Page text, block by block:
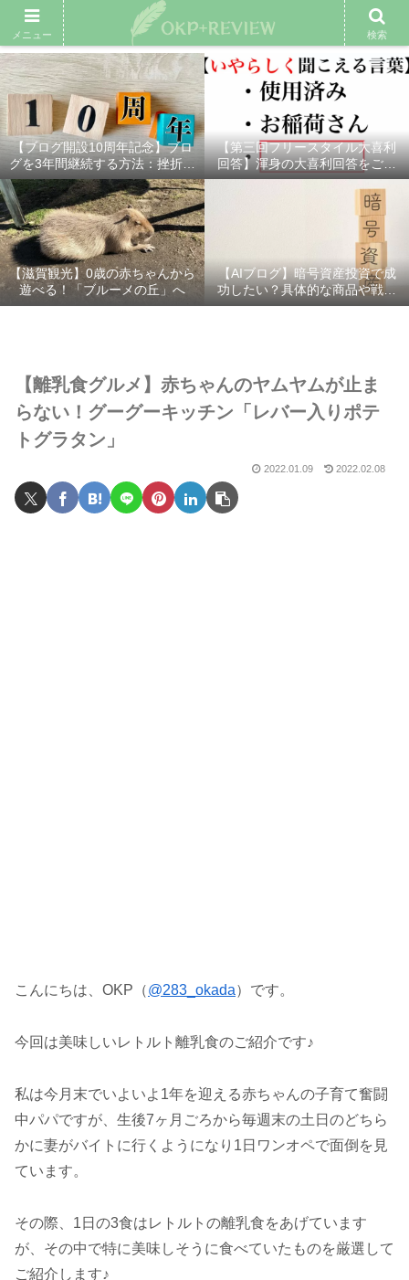
雑記ブログ プロフィール 余興動画 ベスト大喜利 スポ
【ブログ開設10周年記念】ブロ
グを3年間継続する方法：挫折し
ないための7つの秘訣
【第三回フリースタイル大喜利
回答】渾身の大喜利回答をご紹
介！
【滋賀観光】0歳の赤ちゃんから
遊べる！「ブルーメの丘」へ
【AIブログ】暗号資産投資で成
功したい？具体的な商品や戦略
を分かりやすく解説！
【離乳食グルメ】赤ちゃんのヤムヤムが止ま
らない！グーグーキッチン「レバー入りポテ
トグラタン」
2022.01.09 2022.02.08
こんにちは、OKP（@283_okada）です。
今回は美味しいレトルト離乳食のご紹介です♪
私は今月末でいよいよ1年を迎える赤ちゃんの子育て奮闘
中パパですが、生後7ヶ月ごろから毎週末の土日のどちら
かに妻がバイトに行くようになり1日ワンオペで面倒を見
ています。
その際、1日の3食はレトルトの離乳食をあげています
が、その中で特に美味しそうに食べていたものを厳選して
ご紹介します♪
メニュー 検索